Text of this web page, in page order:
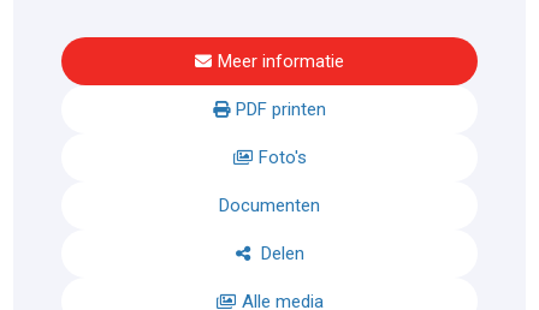
Meer informatie
PDF printen
Foto's
Documenten
Delen
Alle media